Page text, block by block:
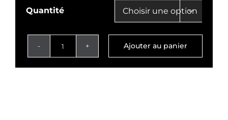
prix :
35.00 €
à
50.00 €
Quantité 
quantité
Ajouter au panier